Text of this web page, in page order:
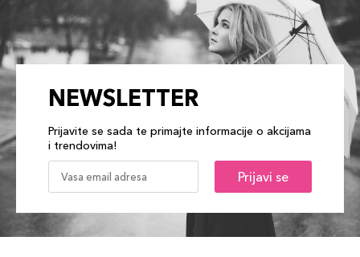
NEWSLETTER
Prijavite se sada te primajte informacije o akcijama
i trendovima!
Prijavi se